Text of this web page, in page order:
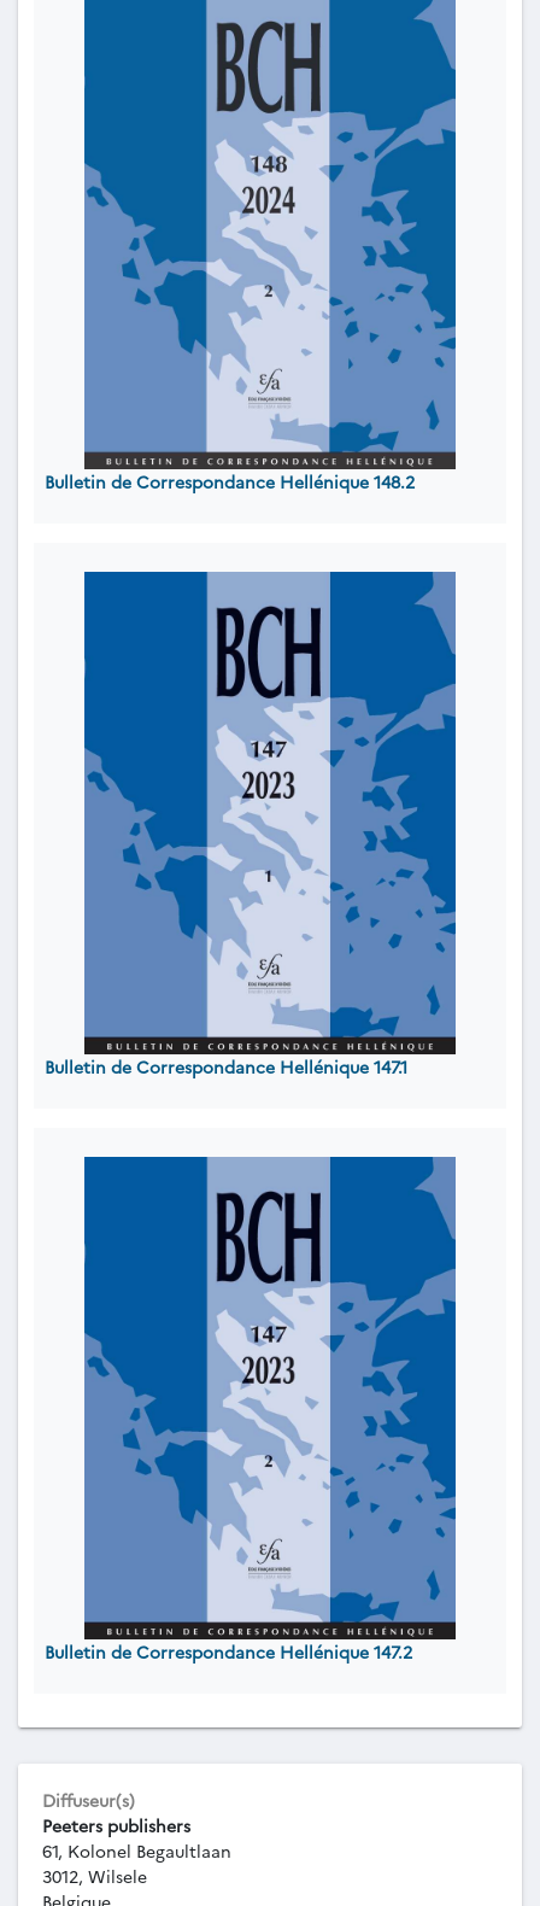
Bulletin de Correspondance Hellénique 148.2
Bulletin de Correspondance Hellénique 147.1
Bulletin de Correspondance Hellénique 147.2
Diffuseur(s)
Peeters publishers
61, Kolonel Begaultlaan
3012, Wilsele
Belgique